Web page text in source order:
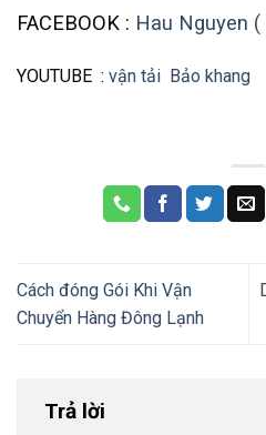
FACEBOOK : Hau Nguyen
YOUTUBE : vận tải Bảo khang
Cách đóng Gói Khi Vận
Chuyển Hàng Đông Lạnh
Trả lời